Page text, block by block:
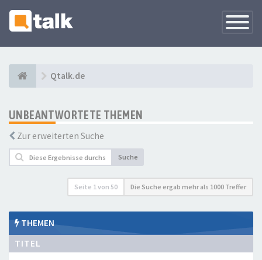
Qtalk.de
UNBEANTWORTETE THEMEN
Zur erweiterten Suche
Suche
Seite 1von 50 Die Suche ergab mehr als 1000 Treffer
THEMEN
TITEL